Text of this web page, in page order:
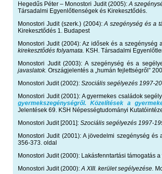
Hegedűs Péter – Monostori Judit (2005):A
Társadalmi Egyenlőtlenségek és Kirekesztődés.
Monostori Judit (szerk.) (2004):A szegénység és a
Kirekesztődés 1. Budapest
Monostori Judit (2004): Az idősek és a
kirekesztődés folyamata. KSH. Társadalmi
Monostori Judit (2003): A szegénység és a
javaslatok. Országjelentés a „humán fejlettségről”
Monostori Judit (2002): Szociális segélyezés 1997-
Monostori Judit (2001): A gyermekes családok
gyermekszegénységről. Közelítések a
Jelentések 69. KSH Népességtudományi
Monostori Judit [2001]: Szociális segélyezés 1997-
Monostori Judit (2001): A jövedelmi szegénység
356-373. oldal
Monostori Judit (2000): Lakásfenntartási támogatás
Monostori Judit (2000):A XIII. kerület segélyezése.